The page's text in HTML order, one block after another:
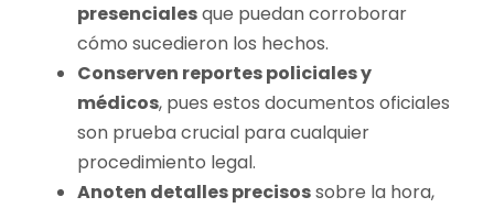
presencialesque puedan corroborar
cómo sucedieron los hechos.
Conserven reportes policiales y
médicos, pues estos documentos oficiales
son prueba crucial para cualquier
procedimiento legal.
Anoten detalles precisossobre la hora,